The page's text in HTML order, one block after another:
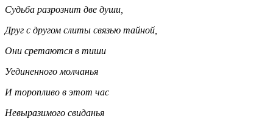
Судьба разрознит две души,
Друг с другом слиты связью тайной,
Они сретаются в тиши
Уединенного молчанья
И торопливо в этот час
Невыразимого свиданья